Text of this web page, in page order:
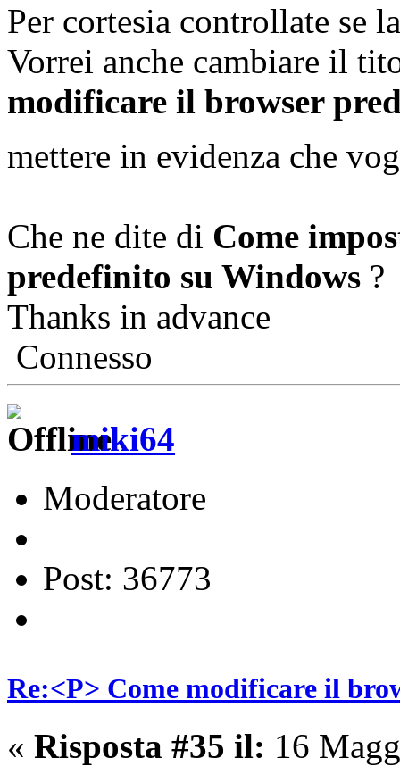
Per cortesia controllate se
Vorrei anche cambiare il
modificare il browser
mettere in evidenza che
Che ne dite di Come
predefinito su Windows ?
Thanks in advance
Connesso
miki64
Moderatore
Post: 36773
Re:<P> Come modificare il
« Risposta #35 il: 16